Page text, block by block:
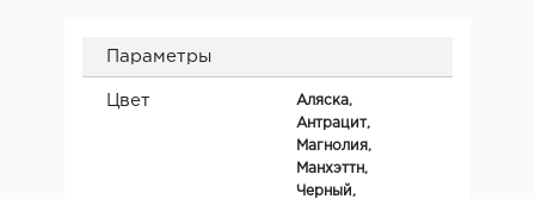
Параметры
Цвет
Аляска,
Антрацит,
Магнолия,
Манхэттн,
Черный,